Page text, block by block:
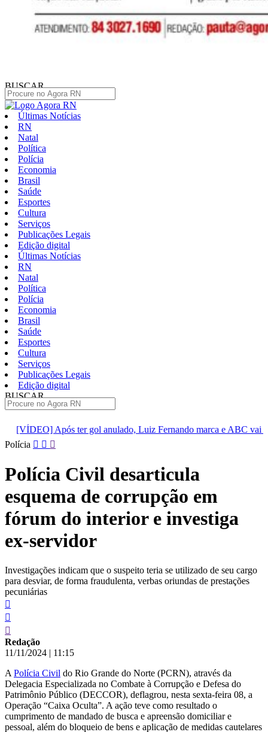
BUSCAR
Últimas Notícias
RN
Natal
Política
Polícia
Economia
Brasil
Saúde
Esportes
Cultura
Serviços
Publicações Legais
Edição digital
Últimas Notícias
RN
Natal
Política
Polícia
Economia
Brasil
Saúde
Esportes
Cultura
Serviços
Publicações Legais
Edição digital
BUSCAR
anulado, Luiz Fernando marca e ABC vai vencendo no primeiro
Pular
conteúdo
Polícia
Polícia Civil desarticula
esquema de corrupção em
fórum do interior e investiga
ex-servidor
Investigações indicam que o suspeito teria se utilizado de seu cargo
para desviar, de forma fraudulenta, verbas oriundas de prestações
pecuniárias
Redação
11/11/2024 | 11:15
A Polícia Civil do Rio Grande do Norte (PCRN), através da
Delegacia Especializada no Combate à Corrupção e Defesa do
Patrimônio Público (DECCOR), deflagrou, nesta sexta-feira 08, a
Operação “Caixa Oculta”. A ação teve como resultado o
cumprimento de mandado de busca e apreensão domiciliar e
pessoal, além do bloqueio de bens e aplicação de medidas cautelares